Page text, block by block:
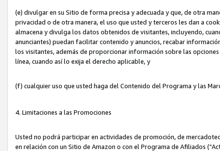
(e) divulgar en su Sitio de forma precisa y adecuada y que, de otra
privacidad o de otra manera, el uso que usted y terceros les dan a
almacena y divulga los datos obtenidos de visitantes, incluyendo,
anunciantes) puedan facilitar contenido y anuncios, recabar
los visitantes, además de proporcionar información sobre las
línea, cuando así lo exija el derecho aplicable, y
(f) cualquier uso que usted haga del Contenido del Programa y las
4. Limitaciones a las Promociones
Usted no podrá participar en actividades de promoción, de
en relación con un Sitio de Amazon o con el Programa de Afiliados